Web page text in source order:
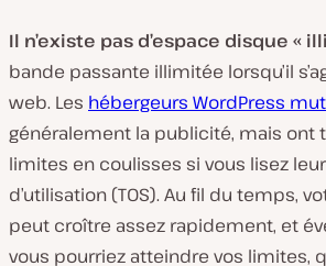
Il n’existe pas d’espace disque «
bande passante illimitée lorsqu’il
web. Les hébergeurs WordPress
généralement la publicité, mais ont
limites en coulisses si vous lisez
d’utilisation (TOS). Au fil du temps,
peut croître assez rapidement, et
vous pourriez atteindre vos limites,